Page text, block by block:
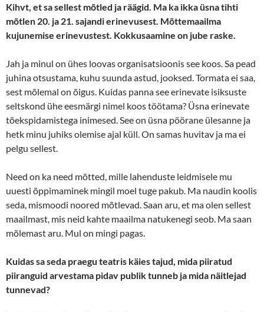
Kihvt, et sa sellest mõtled ja räägid. Ma ka ikka üsna tihti
mõtlen 20. ja 21. sajandi erinevusest. Mõttemaailma
kujunemise erinevustest. Kokkusaamine on jube raske.
Jah ja minul on ühes loovas organisatsioonis see koos. Sa pead
juhina otsustama, kuhu suunda astud, jooksed. Tormata ei saa,
sest mõlemal on õigus. Kuidas panna see erinevate isiksuste
seltskond ühe eesmärgi nimel koos töötama? Üsna erinevate
tõekspidamistega inimesed. See on üsna pöörane ülesanne ja
hetk minu juhiks olemise ajal küll. On samas huvitav ja ma ei
pelgu sellest.
Need on ka need mõtted, mille lahenduste leidmisele mu
uuesti õppimaminek mingil moel tuge pakub. Ma naudin koolis
seda, mismoodi noored mõtlevad. Saan aru, et ma olen sellest
maailmast, mis neid kahte maailma natukenegi seob. Ma saan
mõlemast aru. Mul on mingi pagas.
Kuidas sa seda praegu teatris käies tajud, mida piiratud
piiranguid arvestama pidav publik tunneb ja mida näitlejad
tunnevad?